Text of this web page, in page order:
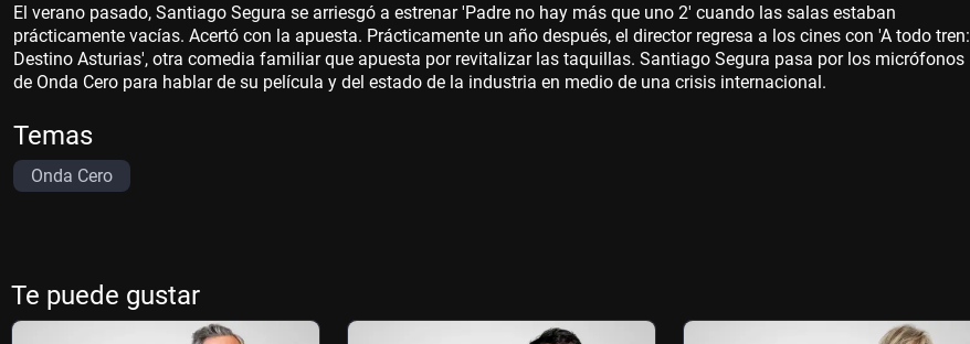
El verano pasado, Santiago Segura se arriesgó a estrenar 'Padre no hay más que uno 2' cuando las salas estaban
prácticamente vacías. Acertó con la apuesta. Prácticamente un año después, el director regresa a los cines con 'A todo tren:
Destino Asturias', otra comedia familiar que apuesta por revitalizar las taquillas. Santiago Segura pasa por los micrófonos
de Onda Cero para hablar de su película y del estado de la industria en medio de una crisis internacional.
Temas
Onda Cero
Te puede gustar